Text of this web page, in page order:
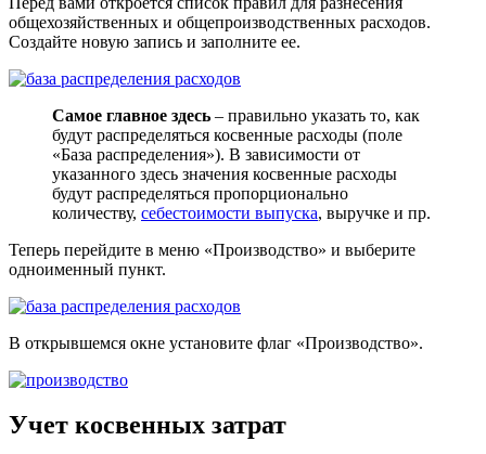
общехозяйственных и общепроизводственных расходов.
Создайте новую запись и заполните ее.
Самое главное здесь – правильно указать то, как
будут распределяться косвенные расходы (поле
«База распределения»). В зависимости от
указанного здесь значения косвенные расходы
будут распределяться пропорционально
количеству, себестоимости выпуска, выручке и пр.
Теперь перейдите в меню «Производство» и выберите
одноименный пункт.
В открывшемся окне установите флаг «Производство».
Учет косвенных затрат